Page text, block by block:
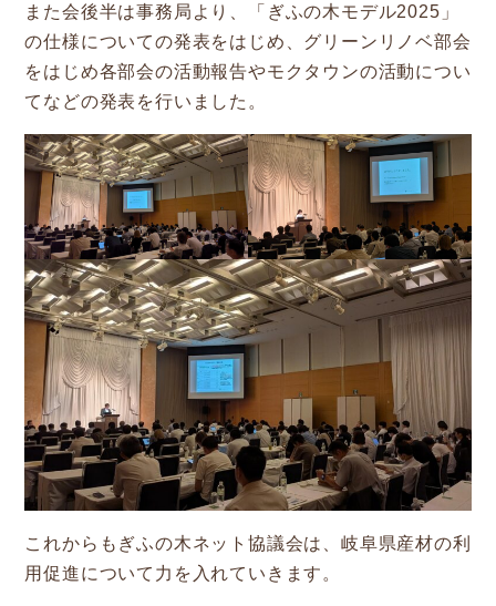
施工事例
岐阜県産材商品
参加企業/団体一覧
Column
構造材パッケージ
潜入！岐阜県産材ができるまで
知ってほしい木のコト森のコト
Dr.みのりんの実験室
対談シリーズ
ぎふの木コラム
Other
また会後半は事務局より、「ぎふの木モデル2025」
の仕様についての発表をはじめ、グリーンリノベ部会
をはじめ各部会の活動報告やモクタウンの活動につい
てなどの発表を行いました。
これからもぎふの木ネット協議会は、岐阜県産材の利
用促進について力を入れていきます。